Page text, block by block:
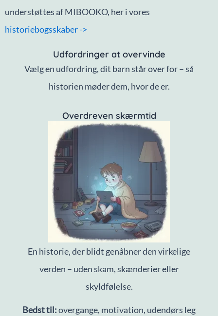
understøttes af MIBOOKO, her i vores
historiebogsskaber ->
Udfordringer at overvinde
Vælg en udfordring, dit barn står over for – så
historien møder dem, hvor de er.
Overdreven skærmtid
En historie, der blidt genåbner den virkelige
verden – uden skam, skænderier eller
skyldfølelse.
Bedst til:overgange, motivation, udendørs leg